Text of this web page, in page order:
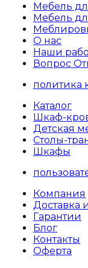
Мебель
Мебель
О нас
Наши
Вопрос
политика
Каталог
Шкаф-
Детская
Столы-
Шкафы
Компания
Доставка
Гарантии
Блог
Контакты
Оферта